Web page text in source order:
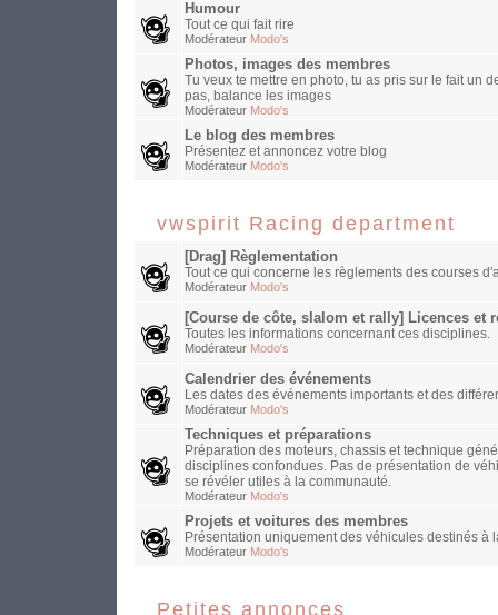
Humour
Tout ce qui fait rire
Modérateur Modo's
Photos, images des membres
Tu veux te mettre en photo, tu as pris sur le fait un
pas, balance les images
Modérateur Modo's
Le blog des membres
Présentez et annoncez votre blog
Modérateur Modo's
vwspirit Racing department
[Drag] Règlementation
Tout ce qui concerne les règlements des courses
Modérateur Modo's
[Course de côte, slalom et rally] Licences et
Toutes les informations concernant ces disciplines.
Modérateur Modo's
Calendrier des événements
Les dates des événements importants et des
Modérateur Modo's
Techniques et préparations
Préparation des moteurs, chassis et technique
disciplines confondues. Pas de présentation de
se révéler utiles à la communauté.
Modérateur Modo's
Projets et voitures des membres
Présentation uniquement des véhicules destinés
Modérateur Modo's
Petites annonces